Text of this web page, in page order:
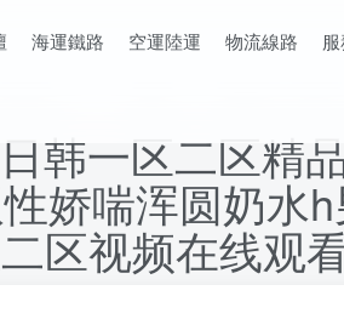
韩一区二区精
娇喘浑圆奶水
区视频在线观
海運鐵路 空運陸運 物流線路